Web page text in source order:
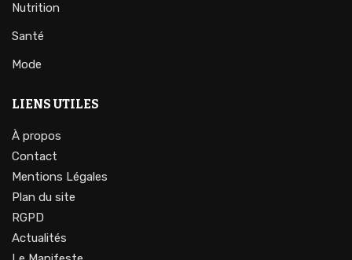
Nutrition
Santé
Mode
LIENS UTILES
À propos
Contact
Mentions Légales
Plan du site
RGPD
Actualités